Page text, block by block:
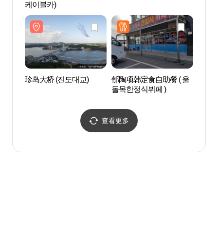
케이블카)
珍岛大桥 (진도대교)
郁陶项韩定食自助餐 ( 울
돌목한정식뷔페 )
查看更多